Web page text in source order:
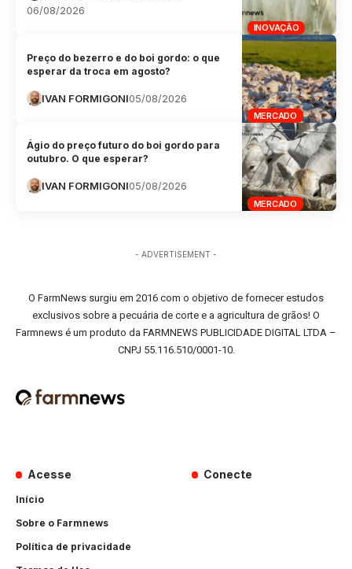
INOVAÇÃO
06/08/2026
MERCADO
Preço do bezerro e do boi gordo: o que
esperar da troca em agosto?
IVAN FORMIGONI05/08/2026
MERCADO
Ágio do preço futuro do boi gordo para
outubro. O que esperar?
IVAN FORMIGONI05/08/2026
- ADVERTISEMENT -
O FarmNews surgiu em 2016 com o objetivo de fornecer estudos
exclusivos sobre a pecuária de corte e a agricultura de grãos! O
Farmnews é um produto da FARMNEWS PUBLICIDADE DIGITAL LTDA –
CNPJ 55.116.510/0001-10.
Acesse
Início
Sobre o Farmnews
Política de privacidade
Conecte